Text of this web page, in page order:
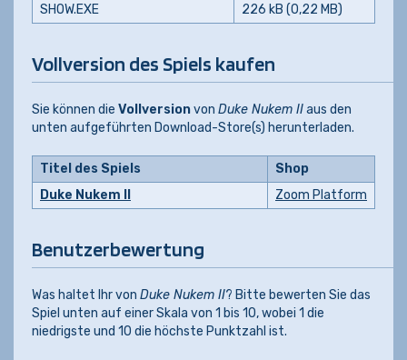
SHOW.EXE
226 kB (0,22 MB)
Vollversion des Spiels kaufen
Sie können die Vollversionvon Duke Nukem IIaus den
unten aufgeführten Download-Store(s) herunterladen.
Titel des Spiels
Shop
Duke Nukem II
Zoom Platform
Benutzerbewertung
Was haltet Ihr von Duke Nukem II? Bitte bewerten Sie das
Spiel unten auf einer Skala von 1 bis 10, wobei 1 die
niedrigste und 10 die höchste Punktzahl ist.